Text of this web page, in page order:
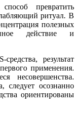
превратить
ритуал. В
полезных
действие и
результат
применения.
несовершенства.
следует осознанно
ориентированы